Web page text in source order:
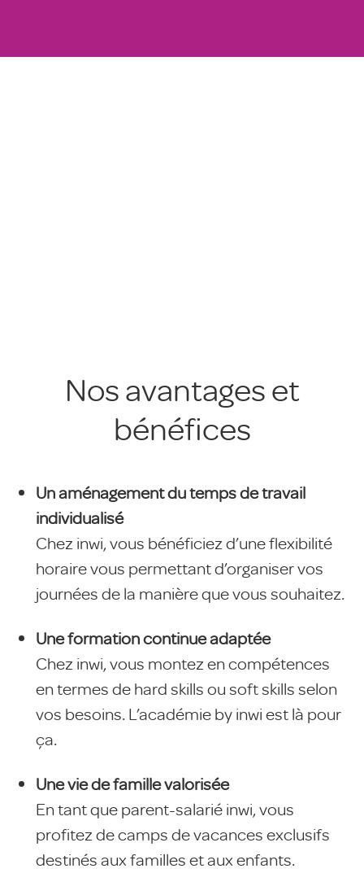
Nos avantages et
bénéfices
Un aménagement du temps de travail
individualisé
Chez inwi, vous bénéficiez d’une flexibilité
horaire vous permettant d’organiser vos
journées de la manière que vous souhaitez.
Une formation continue adaptée
Chez inwi, vous montez en compétences
en termes de hard skills ou soft skills selon
vos besoins. L’académie by inwi est là pour
ça.
Une vie de famille valorisée
En tant que parent-salarié inwi, vous
profitez de camps de vacances exclusifs
destinés aux familles et aux enfants.